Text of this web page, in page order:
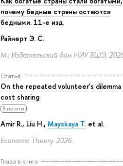
почему бедные страны остаются
бедными. 11-е изд.
Райнерт Э. С.
М.: Издательский дом НИУ ВШЭ,
Статья
On the repeated volunteer's dilemma
cost sharing
В печати
Amir R., Liu H., Mayskaya T. et al.
Economic Theory. 2026.
Глава в книге